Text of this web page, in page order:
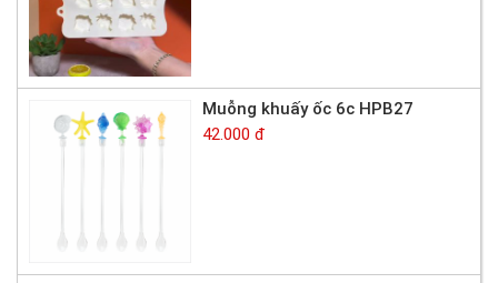
Muỗng khuấy ốc 6c HPB27
42.000 đ